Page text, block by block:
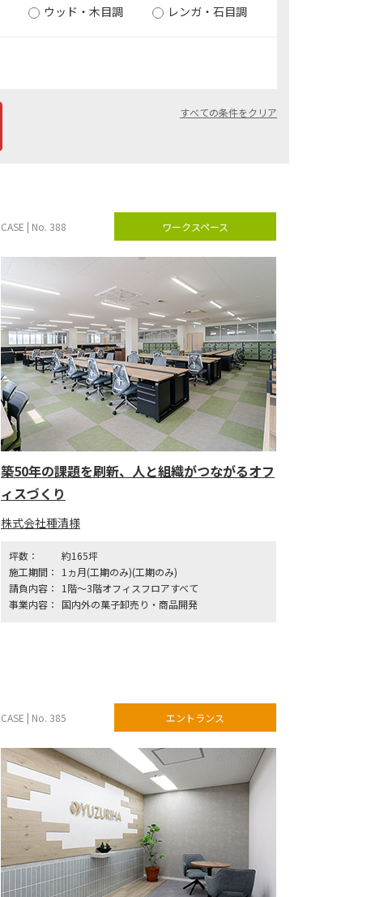
ウッド・木目調 レンガ・石目調
CASE | No. 388 ワークスペース
築50年の課題を刷新、人と組織がつながるオフ
ィスづくり
株式会社種清様
坪数：
約165坪
施工期間：
1ヵ月(工期のみ)(工期のみ)
請負内容：
1階～3階オフィスフロアすべて
事業内容：
国内外の菓子卸売り・商品開発
CASE | No. 385 エントランス